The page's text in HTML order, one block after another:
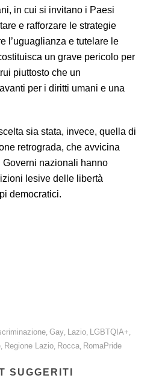
in cui si invitano i Paesi
e rafforzare le strategie
l’uguaglianza e tutelare le
un grave pericolo per
piuttosto che un
per i diritti umani e una
sia stata, invece, quella di
retrograda, che avvicina
Governi nazionali hanno
lesive delle libertà
democratici.
, Gay, Lazio, LGBTQIA+,
, Regione Lazio, Rocca, RomaPride
SUGGERITI